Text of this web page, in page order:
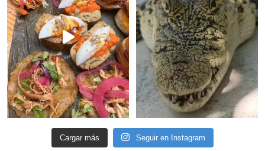
Cargar más Seguir en Instagram